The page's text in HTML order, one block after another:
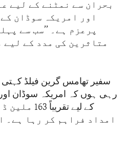
بحران سے نمٹنے کے لیے
اور امریکہ سوڈان
پرعزم ہے۔ ’’سب سے
متاثرین کی مدد کے
سفیر تھامس گرین فیلڈ کہتی
رہی ہوں کہ امریکہ سوڈان
کے لیے
امداد فراہم کر رہا ہے۔